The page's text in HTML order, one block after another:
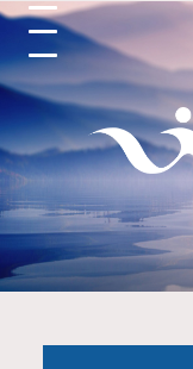
Circuits et